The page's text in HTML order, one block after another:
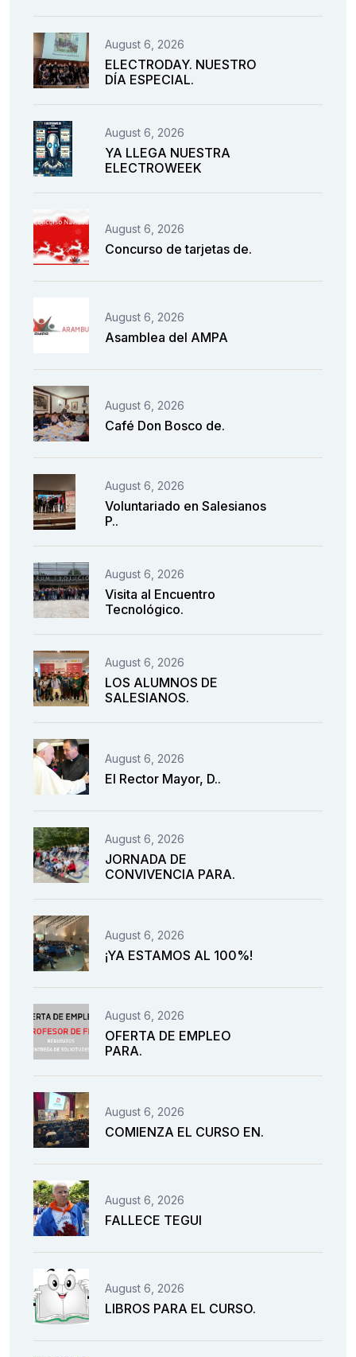
August 6, 2026
ELECTRODAY. NUESTRO
DÍA ESPECIAL.
August 6, 2026
YA LLEGA NUESTRA
ELECTROWEEK
August 6, 2026
Concurso de tarjetas de.
August 6, 2026
Asamblea del AMPA
August 6, 2026
Café Don Bosco de.
August 6, 2026
Voluntariado en Salesianos
P..
August 6, 2026
Visita al Encuentro
Tecnológico.
August 6, 2026
LOS ALUMNOS DE
SALESIANOS.
August 6, 2026
El Rector Mayor, D..
August 6, 2026
JORNADA DE
CONVIVENCIA PARA.
August 6, 2026
¡YA ESTAMOS AL 100%!
August 6, 2026
OFERTA DE EMPLEO
PARA.
August 6, 2026
COMIENZA EL CURSO EN.
August 6, 2026
FALLECE TEGUI
August 6, 2026
LIBROS PARA EL CURSO.